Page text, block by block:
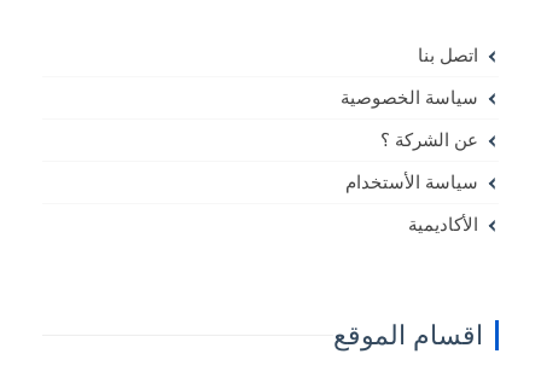
اتصل بنا
سياسة الخصوصية
عن الشركة ؟
سياسة الأستخدام
الأكاديمية
اقسام الموقع